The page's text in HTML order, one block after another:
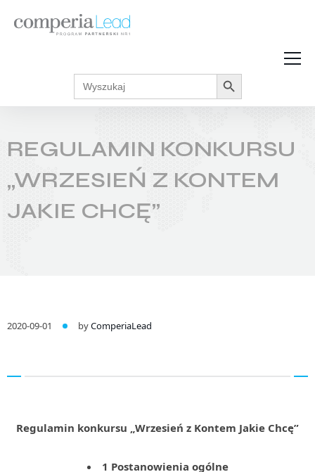
Strefa Wiedzy
Akcje promocyjne
Regulaminy
Search
for:
Search Button
REGULAMIN KONKURSU
„WRZESIEŃ Z KONTEM
JAKIE CHCĘ”
2020-09-01 byComperiaLead
Regulamin konkursu „Wrzesień z Kontem Jakie Chcę”
1 Postanowienia ogólne